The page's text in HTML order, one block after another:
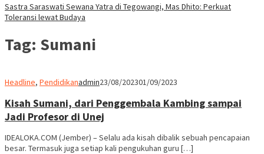
Sastra Saraswati Sewana Yatra di Tegowangi, Mas Dhito: Perkuat
Toleransi lewat Budaya
Tag: Sumani
Headline, Pendidikanadmin23/08/202301/09/2023
Kisah Sumani, dari Penggembala Kambing sampai
Jadi Profesor di Unej
IDEALOKA.COM (Jember) – Selalu ada kisah dibalik sebuah pencapaian
besar. Termasuk juga setiap kali pengukuhan guru […]